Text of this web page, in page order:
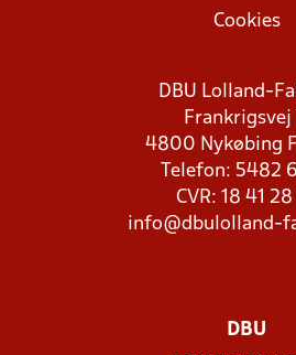
Cookies
DBU Lolland-
Frankrigsvej
4800 Nykøbing
Telefon: 5482
CVR: 18 41 28
info@dbulolland-
DBU